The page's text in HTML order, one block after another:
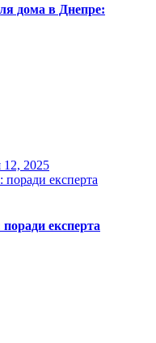
дома в Днепре:
2025
поради експерта